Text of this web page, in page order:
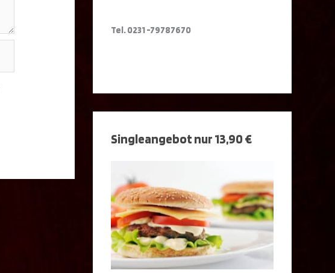
Tel. 0231 -79787670
Singleangebot nur 13,90 €